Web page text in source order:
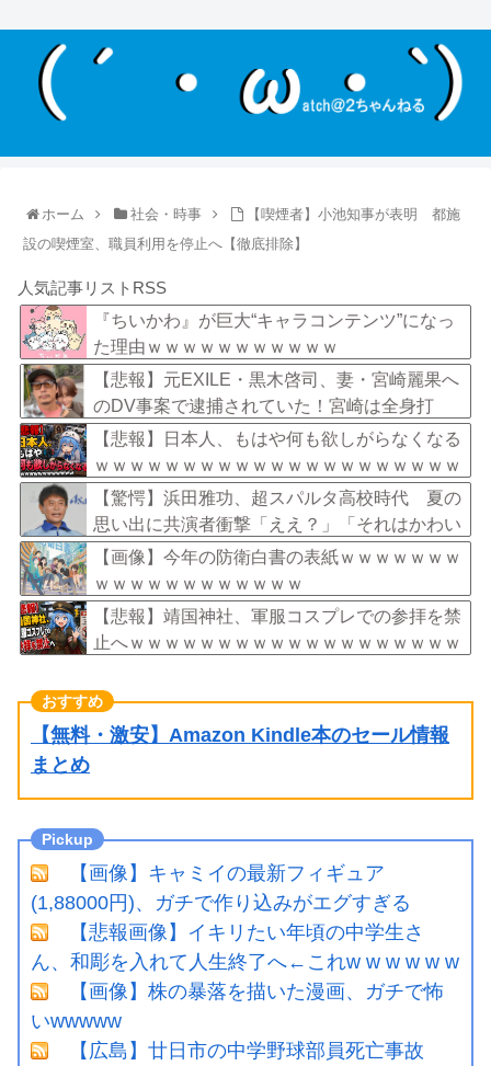
ホーム 社会・時事
【喫煙者】小池知事が表明 都施
設の喫煙室、職員利用を停止へ【徹底排除】
人気記事リストRSS
『ちいかわ』が巨大“キャラコンテンツ”になっ
た理由ｗｗｗｗｗｗｗｗｗｗｗ
【悲報】元EXILE・黒木啓司、妻・宮崎麗果へ
のDV事案で逮捕されていた！宮崎は全身打
撲、頭部裂傷及び打撲、頸部損傷・・・
【悲報】日本人、もはや何も欲しがらなくなる
ｗｗｗｗｗｗｗｗｗｗｗｗｗｗｗｗｗｗｗｗｗ
ｗｗｗ
【驚愕】浜田雅功、超スパルタ高校時代 夏の
思い出に共演者衝撃「ええ？」「それはかわい
そう」
【画像】今年の防衛白書の表紙ｗｗｗｗｗｗｗ
ｗｗｗｗｗｗｗｗｗｗｗｗ
【悲報】靖国神社、軍服コスプレでの参拝を禁
止へｗｗｗｗｗｗｗｗｗｗｗｗｗｗｗｗｗｗｗ
【無料・激安】Amazon Kindle本のセール情報
まとめ
【画像】キャミイの最新フィギュア
(1,88000円)、ガチで作り込みがエグすぎる
【悲報画像】イキリたい年頃の中学生さ
ん、和彫を入れて人生終了へ←これw w w w w w
【画像】株の暴落を描いた漫画、ガチで怖
いwwwww
【広島】廿日市の中学野球部員死亡事故